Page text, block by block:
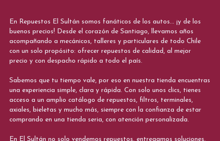
En Repuestos El Sultán somos fanáticos de los autos... ¡y de los
buenos precios! Desde el corazón de Santiago, llevamos años
acompañando a mecánicos, talleres y particulares de todo Chile
con un solo propósito: ofrecer repuestos de calidad, al mejor
precio y con despacho rápido a todo el país.
Sabemos que tu tiempo vale, por eso en nuestra tienda encuentras
una experiencia simple, clara y rápida. Con solo unos clics, tienes
acceso a un amplio catálogo de repuestos, filtros, terminales,
axiales, bieletas y mucho más, siempre con la confianza de estar
comprando en una tienda seria, con atención personalizada.
En El Sultán no solo vendemos repuestos, entregamos soluciones.